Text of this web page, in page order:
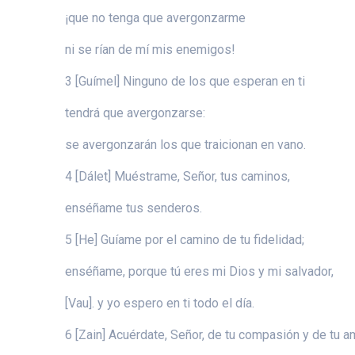
¡que no tenga que avergonzarme
ni se rían de mí mis enemigos!
3 [Guímel] Ninguno de los que esperan en ti
tendrá que avergonzarse:
se avergonzarán los que traicionan en vano.
4 [Dálet] Muéstrame, Señor, tus caminos,
enséñame tus senderos.
5 [He] Guíame por el camino de tu fidelidad;
enséñame, porque tú eres mi Dios y mi salvador,
[Vau]. y yo espero en ti todo el día.
6 [Zain] Acuérdate, Señor, de tu compasión y de tu